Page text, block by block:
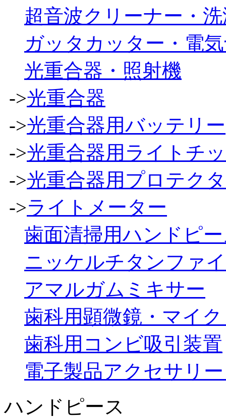
超音波クリーナー・
ガッタカッター・電
光重合器・照射機
->光重合器
->光重合器用バッテリー
->光重合器用ライトチ
->光重合器用プロテク
->ライトメーター
歯面清掃用ハンドピ
ニッケルチタンファ
アマルガムミキサー
歯科用顕微鏡・マイ
歯科用コンビ吸引装置
電子製品アクセサリ
ハンドピース